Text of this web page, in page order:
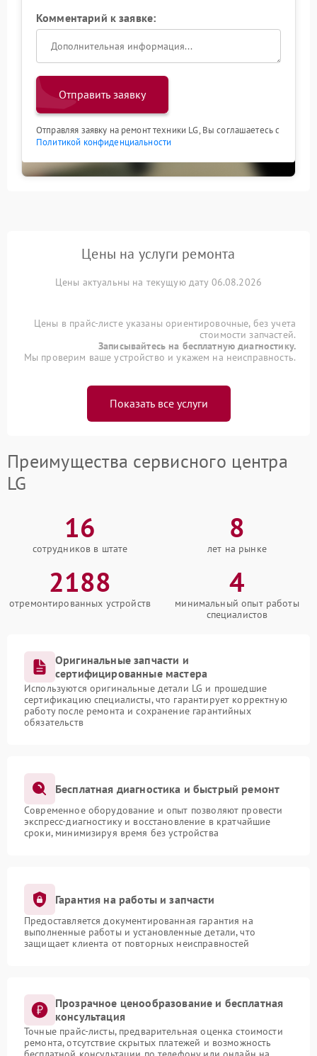
Комментарий к заявке:
Отправить заявку
Отправляя заявку на ремонт техники LG, Вы соглашаетесь с
Политикой конфиденциальности
Цены на услуги ремонта
Цены актуальны на текущую дату 06.08.2026
Цены в прайс-листе указаны ориентировочные, без учета
стоимости запчастей.
Записывайтесь на бесплатную диагностику.
Мы проверим ваше устройство и укажем на неисправность.
Показать все услуги
Преимущества сервисного центра
LG
16
сотрудников в штате
8
лет на рынке
2188
отремонтированных устройств
4
минимальный опыт работы
специалистов
Оригинальные запчасти и
сертифицированные мастера
Используются оригинальные детали LG и прошедшие
сертификацию специалисты, что гарантирует корректную
работу после ремонта и сохранение гарантийных
обязательств
Бесплатная диагностика и быстрый ремонт
Современное оборудование и опыт позволяют провести
экспресс-диагностику и восстановление в кратчайшие
сроки, минимизируя время без устройства
Гарантия на работы и запчасти
Предоставляется документированная гарантия на
выполненные работы и установленные детали, что
защищает клиента от повторных неисправностей
Прозрачное ценообразование и бесплатная
консультация
Точные прайс-листы, предварительная оценка стоимости
ремонта, отсутствие скрытых платежей и возможность